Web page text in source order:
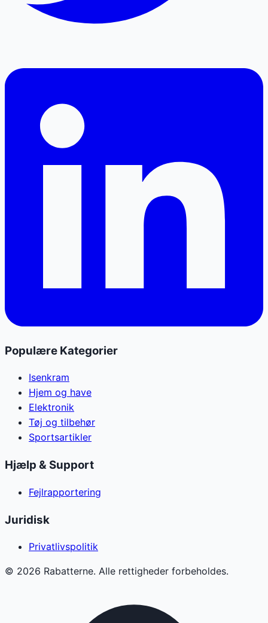
Populære Kategorier
Isenkram
Hjem og have
Elektronik
Tøj og tilbehør
Sportsartikler
Hjælp & Support
Fejlrapportering
Juridisk
Privatlivspolitik
© 2026 Rabatterne. Alle rettigheder forbeholdes.